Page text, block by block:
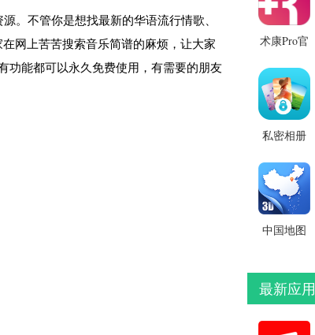
。不管你是想找最新的华语流行情歌、
网上苦苦搜索音乐简谱的麻烦，让大家
功能都可以永久免费使用，有需要的朋友
术康Pro官
私密相册
中国地图
最新应用